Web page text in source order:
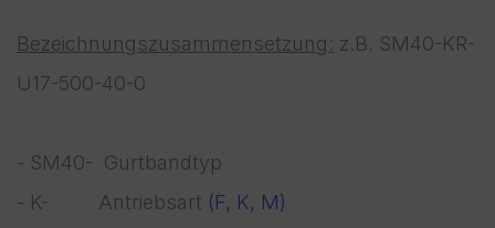
Bezeichnungszusammensetzung: z.B. SM40-KR-
U17-500-40-0
- SM40- Gurtbandtyp
- K- Antriebsart (F, K, M)